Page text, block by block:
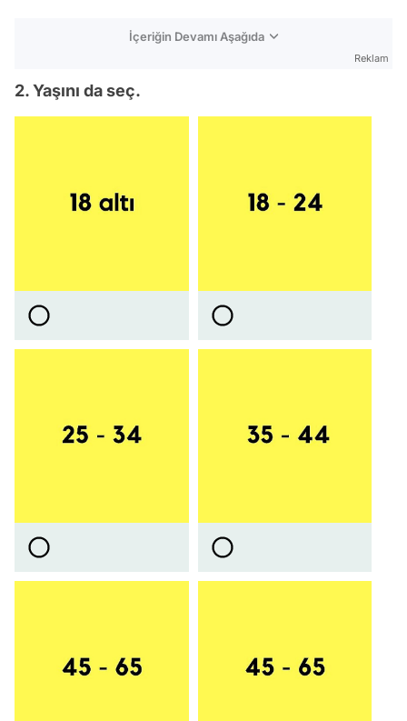
İçeriğin Devamı Aşağıda
Reklam
2. Yaşını da seç.